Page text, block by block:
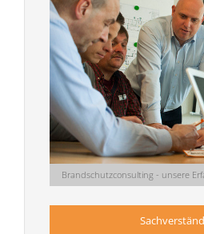
Brandschutzconsulting - unsere